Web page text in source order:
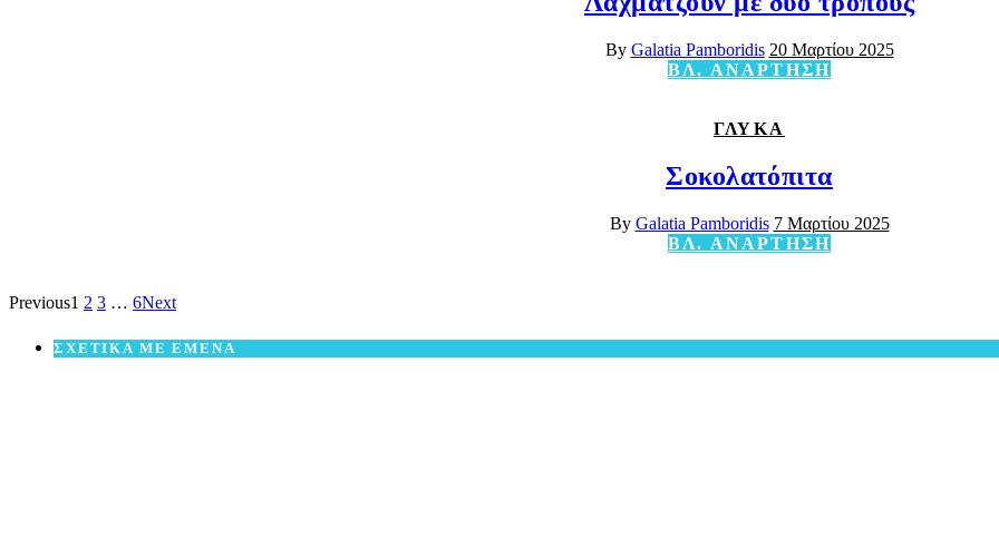
By Galatia Pamboridis 20 Μαρτίου 2025
ΒΛ. ΑΝΑΡΤΗΣΗ
ΓΛΥΚΑ
Σοκολατόπιτα
By Galatia Pamboridis 7 Μαρτίου 2025
ΒΛ. ΑΝΑΡΤΗΣΗ
Previous1 2 3 … 6Next
ΣΧΕΤΙΚΑ ΜΕ ΕΜΕΝΑ